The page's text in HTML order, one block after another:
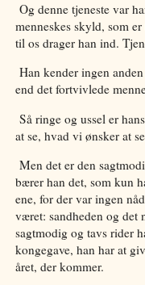
Og denne tjeneste var
menneskes skyld, som
til os drager han ind.
Han kender ingen
end det fortvivlede
Så ringe og ussel er
at se, hvad vi ønsker at
Men det er den
bærer han det, som kun
ene, for der var ingen
været: sandheden og det
sagtmodig og tavs rider
kongegave, han har at
året, der kommer.